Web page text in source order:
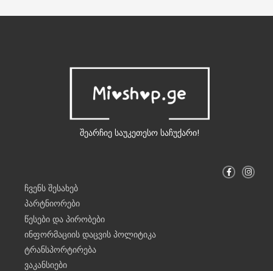
შეარჩიე საუკეთესო საჩუქარი!
F
a
I
n
ჩვენს შესახებ
პარტნიორები
წესები და პირობები
ინფორმაციის დაცვის პოლიტიკა
ტრანსპორტირება
ვაკანსიები